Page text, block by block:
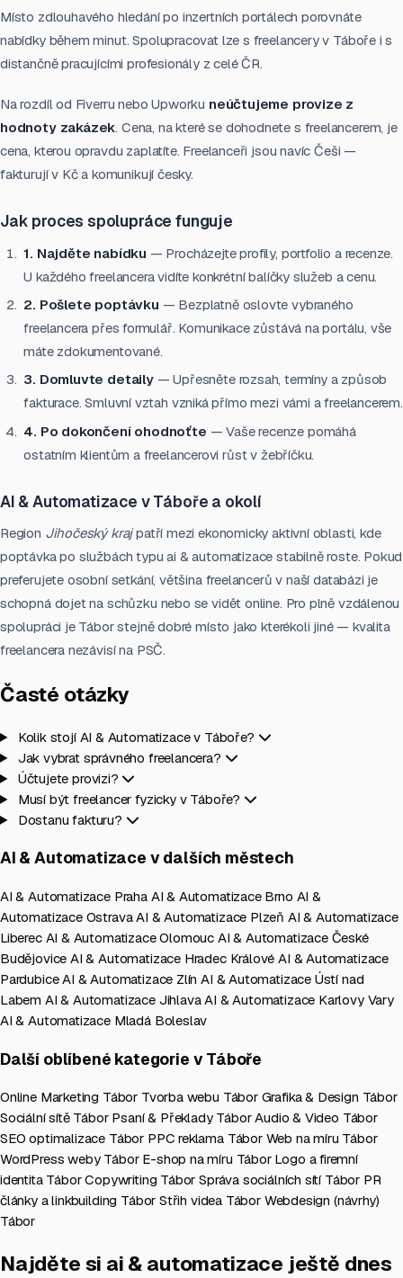
Místo zdlouhavého hledání po inzertních portálech porovnáte
nabídky během minut. Spolupracovat lze s freelancery v Táboře i s
distančně pracujícími profesionály z celé ČR.
Na rozdíl od Fiverru nebo Upworku neúčtujeme provize z
hodnoty zakázek. Cena, na které se dohodnete s freelancerem, je
cena, kterou opravdu zaplatíte. Freelanceři jsou navíc Češi —
fakturují v Kč a komunikují česky.
Jak proces spolupráce funguje
1. Najděte nabídku — Procházejte profily, portfolio a recenze.
U každého freelancera vidíte konkrétní balíčky služeb a cenu.
2. Pošlete poptávku — Bezplatně oslovte vybraného
freelancera přes formulář. Komunikace zůstává na portálu, vše
máte zdokumentované.
3. Domluvte detaily— Upřesněte rozsah, termíny a způsob
fakturace. Smluvní vztah vzniká přímo mezi vámi a freelancerem.
4. Po dokončení ohodnoťte — Vaše recenze pomáhá
ostatním klientům a freelancerovi růst v žebříčku.
AI & Automatizace v Táboře a okolí
Region Jihočeský krajpatří mezi ekonomicky aktivní oblasti, kde
poptávka po službách typu ai & automatizace stabilně roste. Pokud
preferujete osobní setkání, většina freelancerů v naší databázi je
schopná dojet na schůzku nebo se vidět online. Pro plně vzdálenou
spolupráci je Tábor stejně dobré místo jako kterékoli jiné — kvalita
freelancera nezávisí na PSČ.
Časté otázky
Kolik stojí AI & Automatizace v Táboře?
Jak vybrat správného freelancera?
Účtujete provizi?
Musí být freelancer fyzicky v Táboře?
Dostanu fakturu?
AI & Automatizace v dalších městech
AI & Automatizace Praha AI & Automatizace Brno AI &
Automatizace OstravaAI & Automatizace Plzeň AI & Automatizace
Liberec AI & Automatizace Olomouc AI & Automatizace České
BudějoviceAI & Automatizace Hradec KrálovéAI & Automatizace
PardubiceAI & Automatizace ZlínAI & Automatizace Ústí nad
Labem AI & Automatizace JihlavaAI & Automatizace Karlovy Vary
AI & Automatizace Mladá Boleslav
Další oblíbené kategorie v Táboře
Online Marketing Tábor Tvorba webu Tábor Grafika & Design Tábor
Sociální sítě Tábor Psaní & Překlady TáborAudio & Video Tábor
SEO optimalizace Tábor PPC reklama Tábor Web na míru Tábor
WordPress weby Tábor E-shop na míru Tábor Logo a firemní
identita TáborCopywriting TáborSpráva sociálních sítí Tábor PR
články a linkbuilding Tábor Střih videa Tábor Webdesign (návrhy)
Tábor
Najděte si ai & automatizace ještě dnes